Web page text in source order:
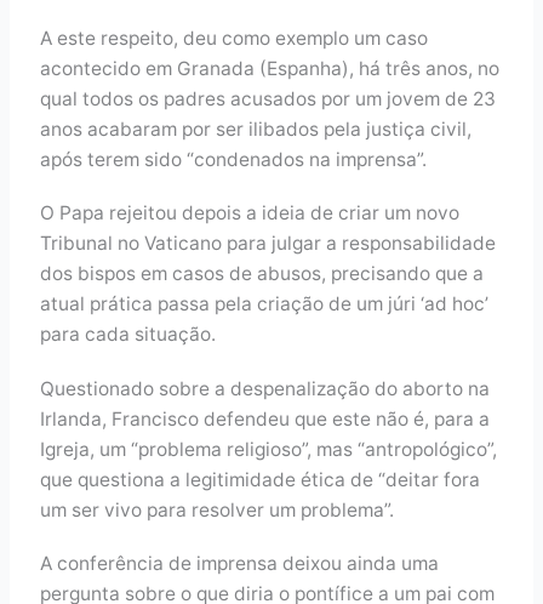
A este respeito, deu como exemplo um caso
acontecido em Granada (Espanha), há três anos, no
qual todos os padres acusados por um jovem de 23
anos acabaram por ser ilibados pela justiça civil,
após terem sido “condenados na imprensa”.
O Papa rejeitou depois a ideia de criar um novo
Tribunal no Vaticano para julgar a responsabilidade
dos bispos em casos de abusos, precisando que a
atual prática passa pela criação de um júri ‘ad hoc’
para cada situação.
Questionado sobre a despenalização do aborto na
Irlanda, Francisco defendeu que este não é, para a
Igreja, um “problema religioso”, mas “antropológico”,
que questiona a legitimidade ética de “deitar fora
um ser vivo para resolver um problema”.
A conferência de imprensa deixou ainda uma
pergunta sobre o que diria o pontífice a um pai com